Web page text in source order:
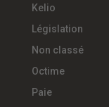
Kelio
Législation
Non classé
Octime
Paie